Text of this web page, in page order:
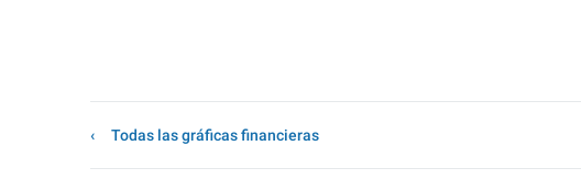
Todas las gráficas financieras